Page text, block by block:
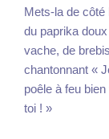
Mets-la de
du paprika
vache, de
chantonnant «
poêle à feu
toi ! »